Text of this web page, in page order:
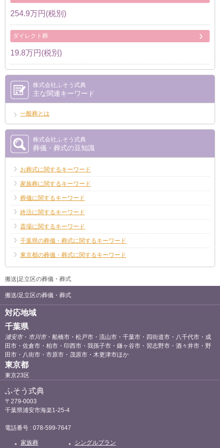
254.9万円(税別)
ダイレクト葬
19.8万円(税別)
株式会社ふそう式典
主な関連キーワード
一般葬とは
株式会社ふそう式典
葬儀・葬式の豆知識
お葬式に関するキーワード
家族葬に関するキーワード
葬儀に関するキーワード
終活に関するキーワード
斎場に関するキーワード
千葉県の葬儀・葬式に関するキーワード
東京都の葬儀・葬式に関するキーワード
搬送|足立区の葬儀・葬式
搬送/足立区の葬儀・葬式
対応地域
千葉県
浦安市・ 市川市・船橋市・松戸市・流山市・千葉市・四街道市・八千代市・成
田市・佐倉市・柏市・印西市・我孫子市・鎌ヶ谷市・習志野市・酒々井市・野
田市・八街市・市原市・茂原市・木更津市ほか
東京都
東京23区
ふそう式典
〒279-0003
千葉県浦安市海楽1-25-4
電話番号 : 078-599-7647
家族葬
シングルプラン